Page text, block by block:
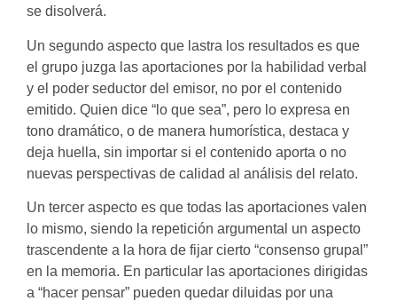
se disolverá.
Un segundo aspecto que lastra los resultados es que
el grupo juzga las aportaciones por la habilidad verbal
y el poder seductor del emisor, no por el contenido
emitido. Quien dice “lo que sea”, pero lo expresa en
tono dramático, o de manera humorística, destaca y
deja huella, sin importar si el contenido aporta o no
nuevas perspectivas de calidad al análisis del relato.
Un tercer aspecto es que todas las aportaciones valen
lo mismo, siendo la repetición argumental un aspecto
trascendente a la hora de fijar cierto “consenso grupal”
en la memoria. En particular las aportaciones dirigidas
a “hacer pensar” pueden quedar diluidas por una